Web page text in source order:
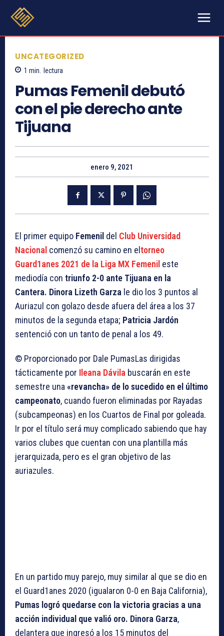
UNCATEGORIZED
1 min. lectura
Pumas Femenil debutó
con el pie derecho ante
Tijuana
enero 9, 2021
El primer equipo Femenil del Club Universidad
Nacional comenzó su camino en el torneo
Guard1anes 2021 de la Liga MX Femenil este
mediodía con triunfo 2-0 ante Tijuana en la
Cantera. Dinora Lizeth Garza le dio los 3 puntos al
Auriazul con golazo desde afuera del área a los 37
minutos de la segunda etapa; Patricia Jardón
sentenció con un tanto de penal a los 49.
© Proporcionado por Dale PumasLas dirigidas
tácticamente por Ileana Dávila buscarán en este
semestre una «revancha» de lo sucedido en el último
campeonato, cuando fueron eliminadas por Rayadas
(subcampeonas) en los Cuartos de Final por goleada.
Ir por el título será muy complicado sabiendo que hay
varios clubes que cuentan con una plantilla más
jerarquizada, pero es el gran objetivo de las
auriazules.
En un partido muy parejo, muy similar al que se dio en
el Guard1anes 2020 (igualaron 0-0 en Baja California),
Pumas logró quedarse con la victoria gracias a una
acción individual que valió oro. Dinora Garza,
delantera que ingresó a los 15 minutos del